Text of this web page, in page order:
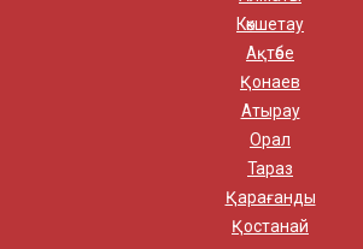
Көкшетау
Ақтөбе
Қонаев
Атырау
Орал
Тараз
Қарағанды
Қостанай